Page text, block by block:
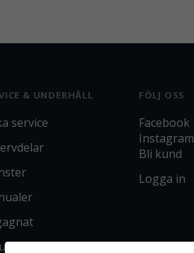
& UNDERHÅLL
service
FÖLJ OSS
Facebook
Instagram
Bli kund
Logga in